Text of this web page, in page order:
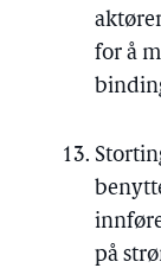
for å
på